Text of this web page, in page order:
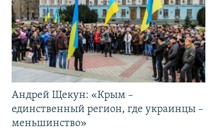
Андрей Щекун: «Крым –
единственный регион, где украинцы –
меньшинство»